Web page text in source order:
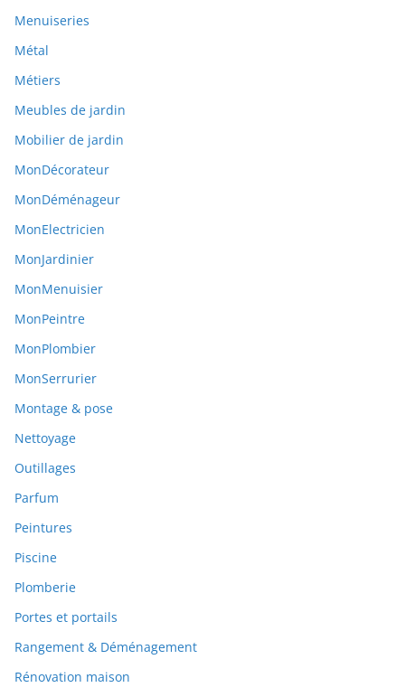
Menuiseries
Métal
Métiers
Meubles de jardin
Mobilier de jardin
MonDécorateur
MonDéménageur
MonElectricien
MonJardinier
MonMenuisier
MonPeintre
MonPlombier
MonSerrurier
Montage & pose
Nettoyage
Outillages
Parfum
Peintures
Piscine
Plomberie
Portes et portails
Rangement & Déménagement
Rénovation maison